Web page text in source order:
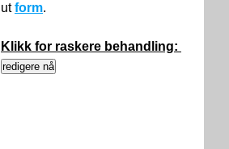
utform.
Klikk for raskere behandling: